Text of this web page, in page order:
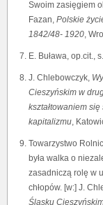
Swoim zasięgiem
Fazan, Polskie
1842/48- 1920,
E. Buława, op.cit.,
J. Chlebowczyk,
Cieszyńskim w
kształtowaniem
kapitalizmu,
Towarzystwo
była walka o
zasadniczą rolę w
chłopów. [w:] J.
Śląsku